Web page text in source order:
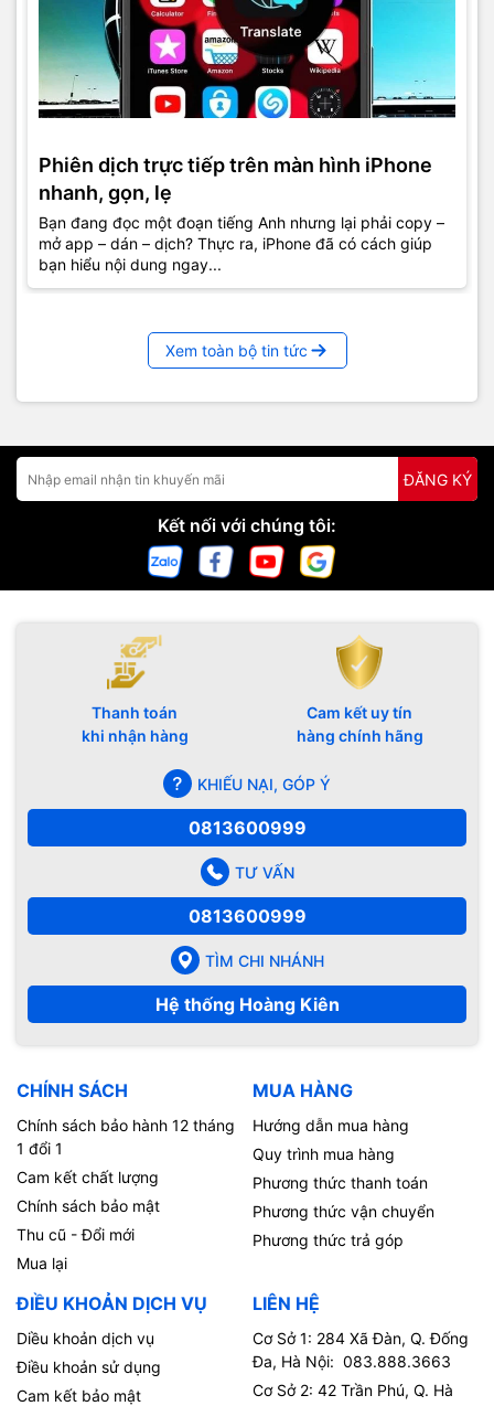
Phiên dịch trực tiếp trên màn hình iPhone
nhanh, gọn, lẹ
Bạn đang đọc một đoạn tiếng Anh nhưng lại phải copy –
mở app – dán – dịch? Thực ra, iPhone đã có cách giúp
bạn hiểu nội dung ngay...
Xem toàn bộ tin tức
ĐĂNG KÝ
Kết nối với chúng tôi:
Thanh toán
khi nhận hàng
Cam kết uy tín
hàng chính hãng
KHIẾU NẠI, GÓP Ý
0813600999
TƯ VẤN
0813600999
TÌM CHI NHÁNH
Hệ thống Hoàng Kiên
CHÍNH SÁCH
Chính sách bảo hành 12 tháng
1 đổi 1
Cam kết chất lượng
Chính sách bảo mật
Thu cũ - Đổi mới
Mua lại
MUA HÀNG
Hướng dẫn mua hàng
Quy trình mua hàng
Phương thức thanh toán
Phương thức vận chuyển
Phương thức trả góp
ĐIỀU KHOẢN DỊCH VỤ
Diều khoản dịch vụ
Điều khoản sử dụng
Cam kết bảo mật
LIÊN HỆ
Cơ Sở 1: 284 Xã Đàn, Q. Đống
Đa, Hà Nội: 083.888.3663
Cơ Sở 2: 42 Trần Phú, Q. Hà